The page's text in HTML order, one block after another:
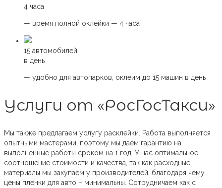
4 часа
— время полной оклейки — 4 часа
15 автомобилей
в день
— удобно для автопарков, оклеим до 15 машин в день
Услуги от «РосГосТакси»
Мы также предлагаем услугу расклейки. Работа выполняется
опытными мастерами, поэтому мы даем гарантию на
выполненные работы сроком на 1 год. У нас оптимальное
соотношение стоимости и качества, так как расходные
материалы мы закупаем у производителей, благодаря чему
цены пленки для авто – минимальны. Сотрудничаем как с